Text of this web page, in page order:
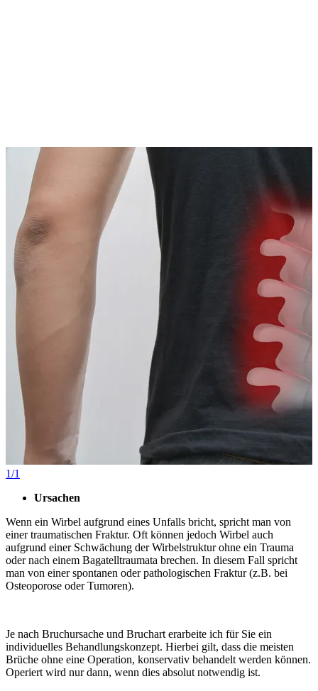
1/1
Ursachen
Wenn ein Wirbel aufgrund eines Unfalls bricht, spricht man von
einer traumatischen Fraktur. Oft können jedoch Wirbel auch
aufgrund einer Schwächung der Wirbelstruktur ohne ein Trauma
oder nach einem Bagatelltraumata brechen. In diesem Fall spricht
man von einer spontanen oder pathologischen Fraktur (z.B. bei
Osteoporose oder Tumoren).
Je nach Bruchursache und Bruchart erarbeite ich für Sie ein
individuelles Behandlungskonzept. Hierbei gilt, dass die meisten
Brüche ohne eine Operation, konservativ behandelt werden können.
Operiert wird nur dann, wenn dies absolut notwendig ist.